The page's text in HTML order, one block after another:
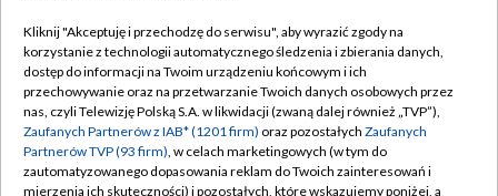
TVP
Abonament TVP
Emisja w TVP
Centrum informacji TVP
Regulamin TVP
Polityka prywatności
Moje zgody
Kliknij "Akceptuję i przechodzę do serwisu", aby wyrazić zgody na
korzystanie z technologii automatycznego śledzenia i zbierania danych,
dostęp do informacji na Twoim urządzeniu końcowym i ich
przechowywanie oraz na przetwarzanie Twoich danych osobowych przez
nas, czyli Telewizję Polską S.A. w likwidacji (zwaną dalej również „TVP”),
Zaufanych Partnerów z IAB* (1201 firm) oraz pozostałych Zaufanych
Partnerów TVP (93 firm), w celach marketingowych (w tym do
zautomatyzowanego dopasowania reklam do Twoich zainteresowań i
mierzenia ich skuteczności) i pozostałych, które wskazujemy poniżej, a